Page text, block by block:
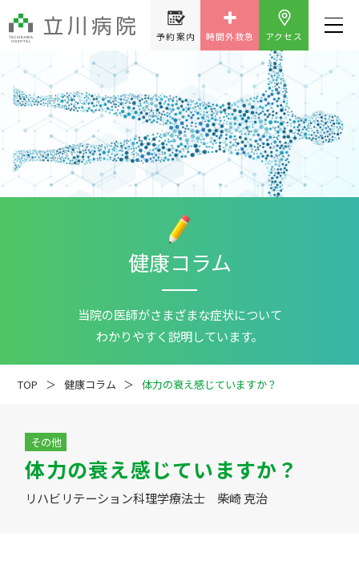
疾患解説 専門医ファイル
予約案内 時間外救急 アクセス
健康コラム
当院の医師がさまざまな症状について
わかりやすく説明しています。
TOP 健康コラム 体力の衰え感じていますか？
その他
体力の衰え感じていますか？
リハビリテーション科理学療法士 柴崎 克治